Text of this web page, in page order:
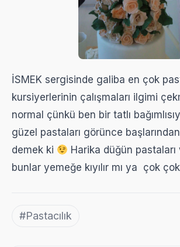
İSMEK sergisinde galiba en çok
kursiyerlerinin çalışmaları ilgimi
normal çünkü ben bir tatlı
güzel pastaları görünce başlarından
demek ki
Harika düğün pastaları
bunlar yemeğe kıyılır mı ya çok
#Pastacılık